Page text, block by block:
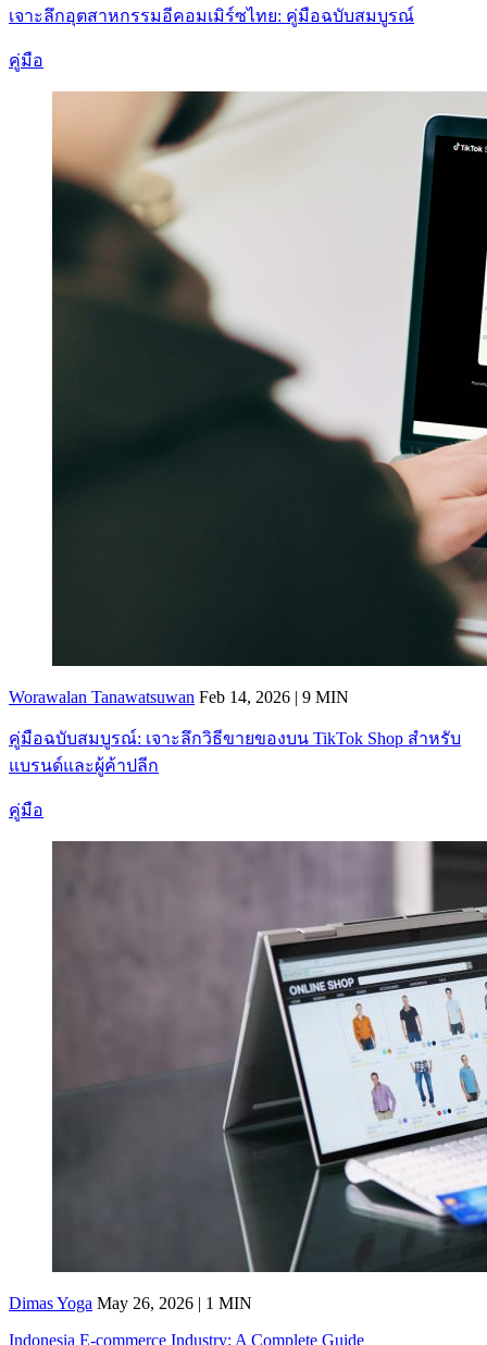
เจาะลึกอุตสาหกรรมอีคอมเมิร์ซไทย: คู่มือฉบับสมบูรณ์
คู่มือ
Worawalan Tanawatsuwan Feb 14, 2026 | 9 MIN
คู่มือฉบับสมบูรณ์: เจาะลึกวิธีขายของบน TikTok Shop สำหรับ
แบรนด์และผู้ค้าปลีก
คู่มือ
Dimas Yoga May 26, 2026 | 1 MIN
Indonesia E-commerce Industry: A Complete Guide